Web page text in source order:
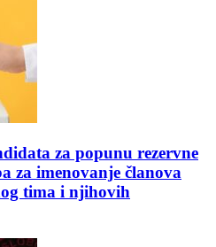
za popunu rezervne
za imenovanje članova
tima i njihovih